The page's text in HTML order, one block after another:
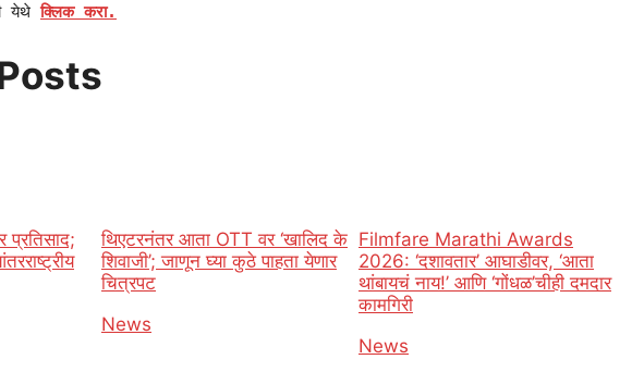
येथेक्लिक करा.
थिएटरनंतर आता OTT वर ‘खालिद के
शिवाजी’; जाणून घ्या कुठे पाहता येणार
चित्रपट
In relation to
News
Filmfare Marathi Awards
2026: ‘दशावतार’ आघाडीवर, ‘आता
थांबायचं नाय!’ आणि ‘गोंधळ’चीही दमदार
कामगिरी
In relation to
News